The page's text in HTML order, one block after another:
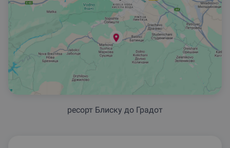
ресорт Блиску до Градот